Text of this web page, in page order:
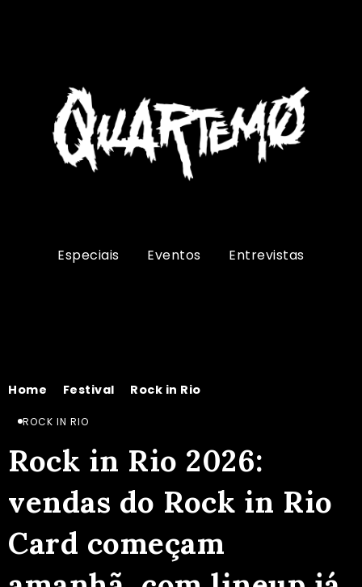
Especiais Eventos Entrevistas
Home Festival Rock in Rio
ROCK IN RIO
Rock in Rio 2026:
vendas do Rock in Rio
Card começam